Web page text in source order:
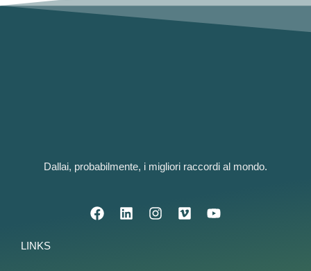
Dallai, probabilmente, i migliori raccordi al mondo.
LINKS